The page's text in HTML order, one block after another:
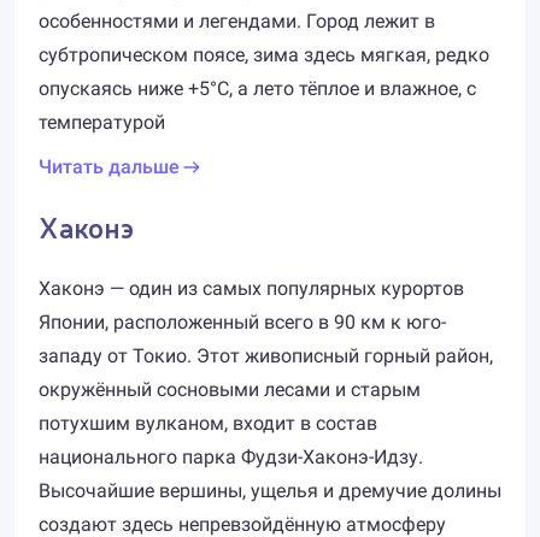
особенностями и легендами. Город лежит в
субтропическом поясе, зима здесь мягкая, редко
опускаясь ниже +5°C, а лето тёплое и влажное, с
температурой
Читать дальше
Хаконэ
Хаконэ — один из самых популярных курортов
Японии, расположенный всего в 90 км к юго-
западу от Токио. Этот живописный горный район,
окружённый сосновыми лесами и старым
потухшим вулканом, входит в состав
национального парка Фудзи-Хаконэ-Идзу.
Высочайшие вершины, ущелья и дремучие долины
создают здесь непревзойдённую атмосферу